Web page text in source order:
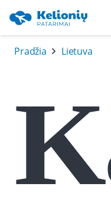
Pradžia Lietuva